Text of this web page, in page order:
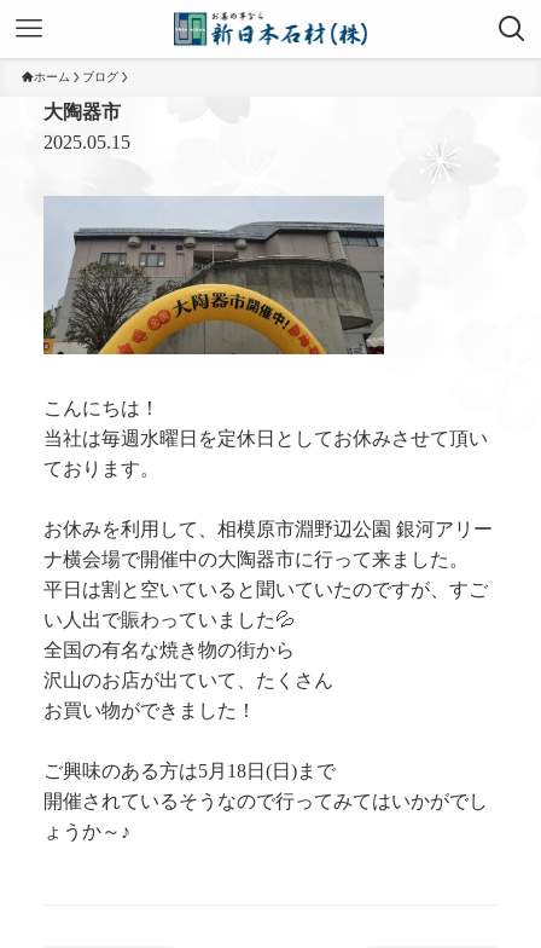
ホーム ブログ
大陶器市
2025.05.15
こんにちは！
当社は毎週水曜日を定休日としてお休みさせて頂い
ております。
お休みを利用して、相模原市淵野辺公園 銀河アリー
ナ横会場で開催中の大陶器市に行って来ました。
平日は割と空いていると聞いていたのですが、すご
い人出で賑わっていました💦
全国の有名な焼き物の街から
沢山のお店が出ていて、たくさん
お買い物ができました！
ご興味のある方は5月18日(日)まで
開催されているそうなので行ってみてはいかがでし
ょうか～♪